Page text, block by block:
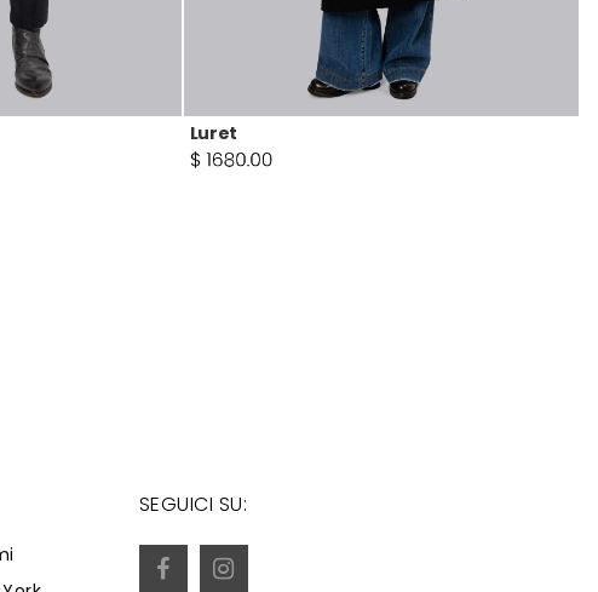
Luret
SEGUICI SU: